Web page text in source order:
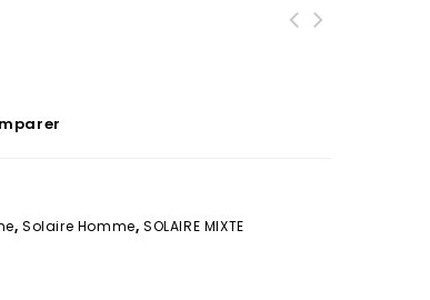
,Solaire Homme,SOLAIRE MIXTE